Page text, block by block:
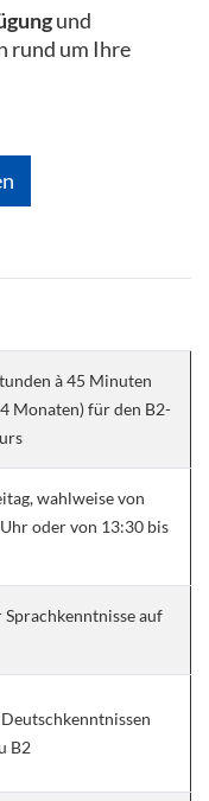
und
rund um Ihre
à 45 Minuten
Monaten) für den B2-
wahlweise von
oder von 13:30 bis
auf
B2